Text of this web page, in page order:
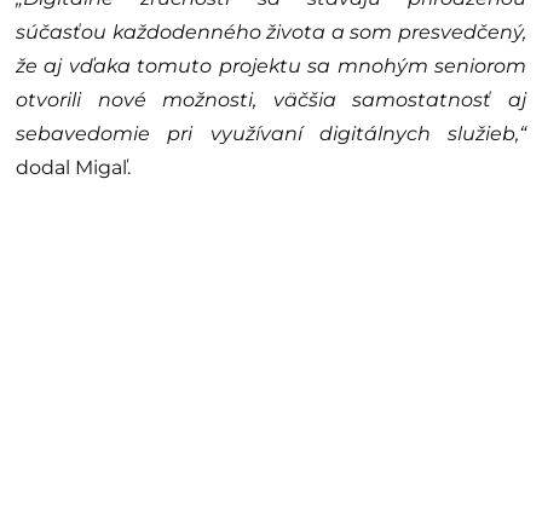
súčasťou každodenného života a som presvedčený,
že aj vďaka tomuto projektu sa mnohým seniorom
otvorili nové možnosti, väčšia samostatnosť aj
sebavedomie pri využívaní digitálnych služieb,“
dodal Migaľ.